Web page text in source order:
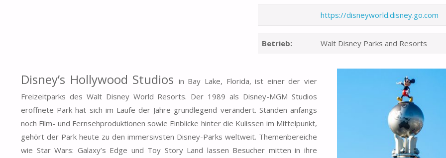
https://disneyworld.disney.go.com
Betrieb: Walt Disney Parks and Resorts
Disney’s Hollywood Studios in Bay Lake, Florida, ist einer der vier
Freizeitparks des Walt Disney World Resorts. Der 1989 als Disney-MGM Studios
eröffnete Park hat sich im Laufe der Jahre grundlegend verändert. Standen anfangs
noch Film- und Fernsehproduktionen sowie Einblicke hinter die Kulissen im Mittelpunkt,
gehört der Park heute zu den immersivsten Disney-Parks weltweit. Themenbereiche
wie Star Wars: Galaxy’s Edge und Toy Story Land lassen Besucher mitten in ihre